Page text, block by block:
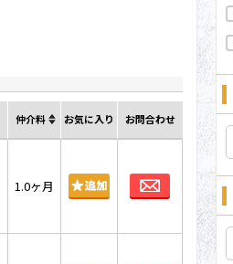
仲介料 お気に入り お問合わせ
1.0ヶ月 お問合わせ